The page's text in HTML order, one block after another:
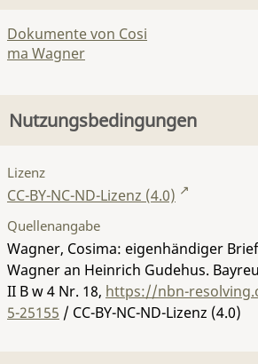
Dokumente von Cosi
ma Wagner
Nutzungsbedingungen
Lizenz
CC-BY-NC-ND-Lizenz (4.0)
Quellenangabe
Wagner, Cosima: eigenhändiger
Wagner an Heinrich Gudehus.
II B w 4 Nr. 18, https://nbn-
5-25155 / CC-BY-NC-ND-Lizenz (4.0)